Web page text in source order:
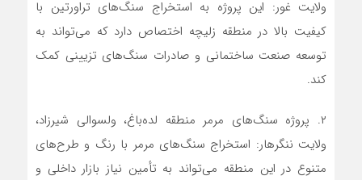
ولایت غور: این پروژه به استخراج سنگ‌های تراورتین با
کیفیت بالا در منطقه زلیچه اختصاص دارد که می‌تواند به
توسعه صنعت ساختمانی و صادرات سنگ‌های تزیینی کمک
کند.
۲. پروژه سنگ‌های مرمر منطقه لده‌باغ، ولسوالی شیرزاد،
ولایت ننگرهار: استخراج سنگ‌های مرمر با رنگ و طرح‌های
متنوع در این منطقه می‌تواند به تأمین نیاز بازار داخلی و